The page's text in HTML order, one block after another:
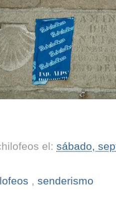
el: sábado,
, senderismo